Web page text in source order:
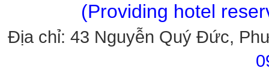
(Providing hotel
Địa chỉ: 43 Nguyễn Quý Đức,